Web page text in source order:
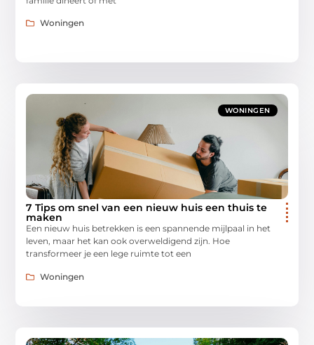
Woningen
WONINGEN
7 Tips om snel van een nieuw huis een thuis te
maken
Een nieuw huis betrekken is een spannende mijlpaal in het
leven, maar het kan ook overweldigend zijn. Hoe
transformeer je een lege ruimte tot een
Woningen